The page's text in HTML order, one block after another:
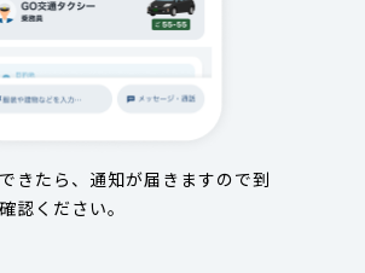
きたら、通知が届きますので到
認ください。